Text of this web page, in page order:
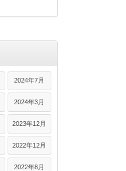
2024年7月
2024年3月
2023年12月
2022年12月
2022年8月